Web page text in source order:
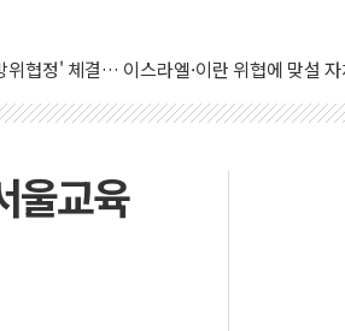
협정' 체결… 이스라엘·이란 위협에 맞설 자
중단 명령…트럼프 제동
최근 1주일 이상 '올스톱'… 美 해상봉쇄 영향
은 "또 개입했나" 촉각
'쇼크'…9월 금리 인상 기대 후퇴
울교육